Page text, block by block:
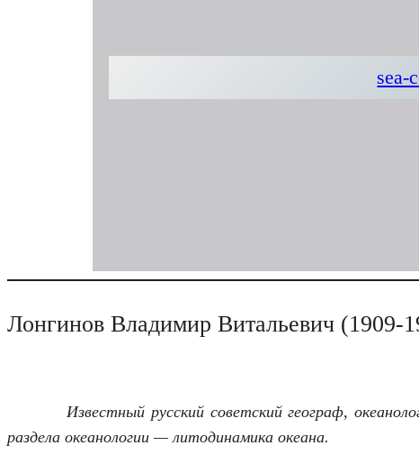
sea-
Лонгинов Владимир Витальевич (1909-
Известный русский советский географ,
раздела океанологии — литодинамика океана.